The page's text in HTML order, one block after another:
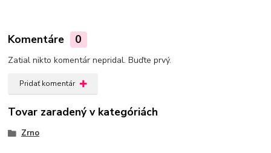
Komentáre 0
Zatial nikto komentár nepridal. Buďte prvý.
Pridať komentár
Tovar zaradený v kategóriách
Zrno